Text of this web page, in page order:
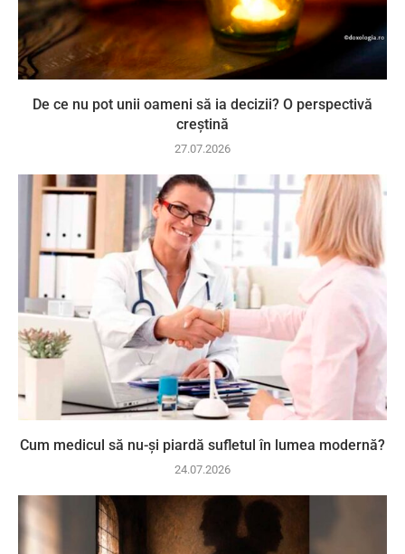
De ce nu pot unii oameni să ia decizii? O perspectivă
creștină
27.07.2026
Cum medicul să nu-și piardă sufletul în lumea modernă?
24.07.2026